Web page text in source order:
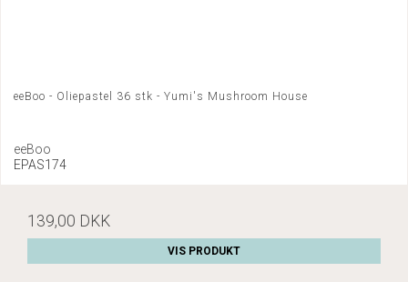
eeBoo - Oliepastel 36 stk - Yumi's Mushroom House
eeBoo
EPAS174
139,00 DKK
VIS PRODUKT